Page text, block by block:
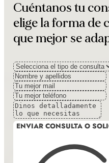
Cuéntanos tu
elige la forma de
que mejor se
ENVIAR CONSULTA O